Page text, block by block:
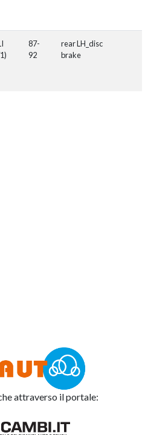
87-
92
rear LH_disc
brake
attraverso il portale: